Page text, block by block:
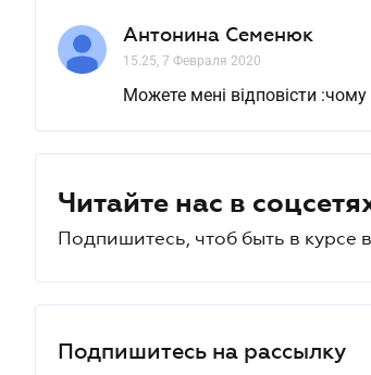
Антонина Семенюк
15.25, 7 Февраля 2020
Можете мені відповісти
Читайте нас в
Подпишитесь, чтоб быть в курсе
Подпишитесь на рассылку